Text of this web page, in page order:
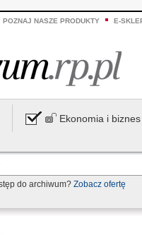
POZNAJ NASZE PRODUKTY E-
Ekonomia i biznes
do archiwum? Zobacz ofertę